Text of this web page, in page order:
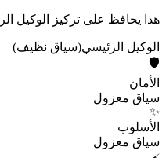
هذا يحافظ على تركيز الوكيل
الوكيل الرئيسي(سياق نظيف)
🛡️
الأمان
سياق معزول
✨
الأسلوب
سياق معزول